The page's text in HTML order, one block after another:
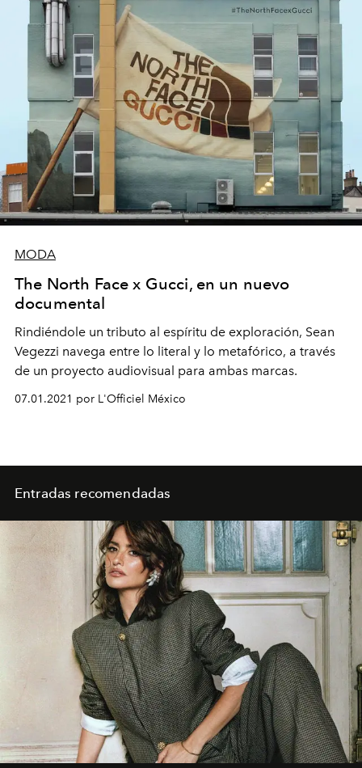
MODA
The North Face x Gucci, en un nuevo
documental
Rindiéndole un tributo al espíritu de exploración, Sean
Vegezzi navega entre lo literal y lo metafórico, a través
de un proyecto audiovisual para ambas marcas.
07.01.2021 por L'Officiel México
Entradas recomendadas